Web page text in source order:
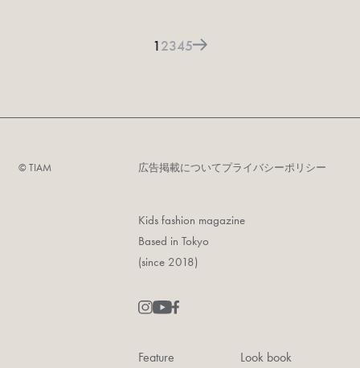
12345
©︎ TIAM 広告掲載についてプライバシーポリシー
Kids fashion magazine
Based in Tokyo
(since 2018)
Feature Look book